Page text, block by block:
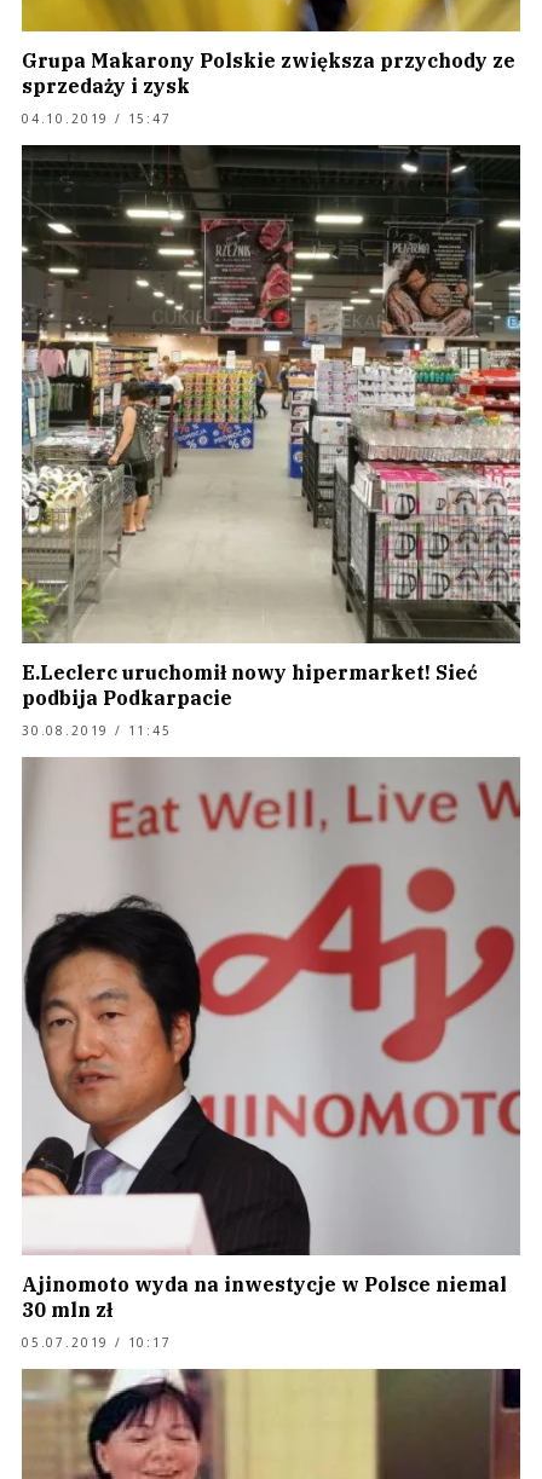
Grupa Makarony Polskie zwiększa przychody ze
sprzedaży i zysk
04.10.2019 / 15:47
E.Leclerc uruchomił nowy hipermarket! Sieć
podbija Podkarpacie
30.08.2019 / 11:45
Ajinomoto wyda na inwestycje w Polsce niemal
30 mln zł
05.07.2019 / 10:17